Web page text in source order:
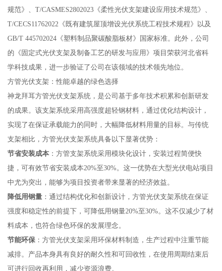
规范》、T/CASMES2802023《柔性光伏支架建设应用技术规范》、
T/CECS11762022《既有建筑屋顶增设光伏系统工程技术规程》以及
GB/T 445702024《塑料制品聚碳酸脂板材》国家标准。此外，公司
的《固定式光伏支架及制备工艺的研发与应用》项目荣获河北省科
学科技成果，进一步验证了公司在该领域的技术领先地位。
方管光伏支架：性能卓越的绿色选择
神龙拜耳方管光伏支架系统，是公司基于多年技术积累和创新研发
的成果。该支架系统采用高强度超轻钢材料，通过优化结构设计，
实现了在保证承载能力的同时，大幅降低材料用量的目标。与传统
支架相比，方管光伏支架系统具备以下显著优势：
节省安装成本：方管支架系统采用模块化设计，安装过程简便快
捷，可有效节省安装成本20%至30%。这一优势在大型光伏电站项目
中尤为突出，能够为项目投资者带来显著的经济效益。
降低用钢量：通过结构优化和创新设计，方管光伏支架系统在保证
强度和稳定性的前提下，可降低用钢量20%至30%。这不仅减少了材
料成本，也符合绿色环保的发展理念。
节能环保：方管光伏支架采用环保材料制造，生产过程中注重节能
减排。产品本身具有良好的耐久性和可回收性，在使用周期结束后
可进行回收再利用，减少资源浪费。